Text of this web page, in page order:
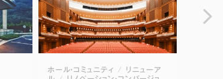
ホール・コミュニティ
リニューア